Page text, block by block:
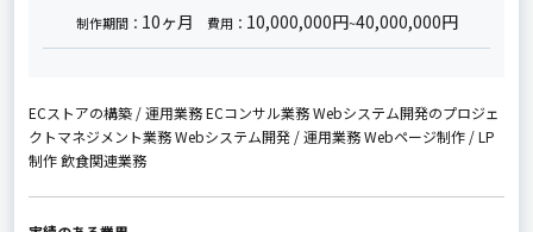
制作期間： 10ヶ月 費用： 10,000,000円~40,000,000円
ECストアの構築 / 運用業務 ECコンサル業務 Webシステム開発のプロジェ
クトマネジメント業務 Webシステム開発 / 運用業務 Webページ制作 / LP
制作 飲食関連業務